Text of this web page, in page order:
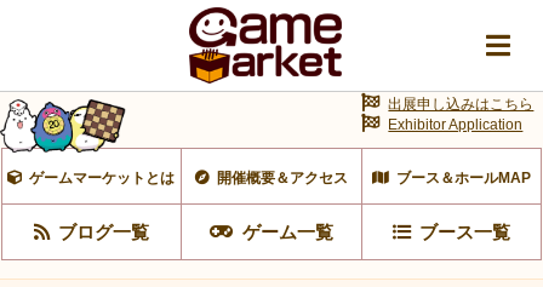
ゲームマーケットとは 開催概要＆アクセス ブース＆ホールMAP
ブログ一覧 ゲーム一覧 ブース一覧
出展申し込みはこちら
Exhibitor Application